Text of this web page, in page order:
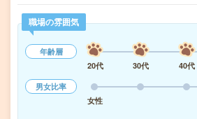
職場の雰囲気
年齢層
20代
30代 40代
男女比率
女性